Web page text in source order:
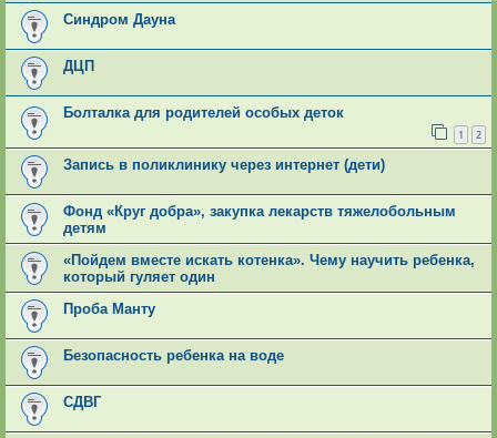
Синдром Дауна
ДЦП
Болталка для родителей особых деток
1 2
Запись в поликлинику через интернет (дети)
Фонд «Круг добра», закупка лекарств тяжелобольным
детям
«Пойдем вместе искать котенка». Чему научить ребенка,
который гуляет один
Проба Манту
Безопасность ребенка на воде
СДВГ